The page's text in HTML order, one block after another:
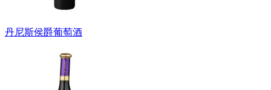
丹尼斯侯爵葡萄酒